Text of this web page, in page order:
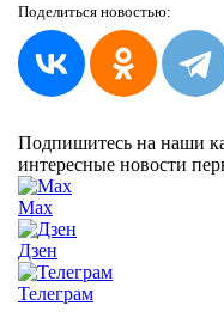
Поделиться новостью:
Подпишитесь на наши
интересные новости
Max
Дзен
Телеграм